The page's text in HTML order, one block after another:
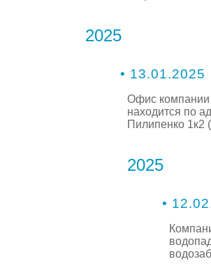
2025
• 13.01.2025
Офис компании
находится по
Пилипенко 1к2
2025
•